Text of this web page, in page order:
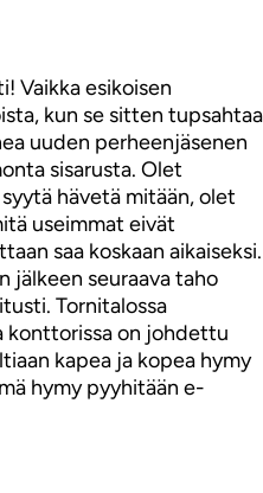
Vaikka esikoisen
kun se sitten tupsahtaa
uuden perheenjäsenen
sisarusta. Olet
hävetä mitään, olet
useimmat eivät
saa koskaan aikaiseksi.
jälkeen seuraava taho
Tornitalossa
konttorissa on johdettu
kapea ja kopea hymy
hymy pyyhitään e-